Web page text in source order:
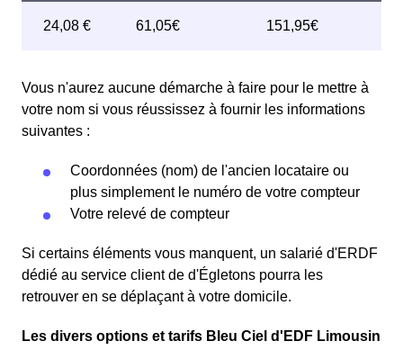
Vous n'aurez aucune démarche à faire pour le mettre à
votre nom si vous réussissez à fournir les informations
suivantes :
Coordonnées (nom) de l'ancien locataire ou
plus simplement le numéro de votre compteur
Votre relevé de compteur
Si certains éléments vous manquent, un salarié d'ERDF
dédié au service client de d'Égletons pourra les
retrouver en se déplaçant à votre domicile.
Les divers options et tarifs Bleu Ciel d'EDF Limousin